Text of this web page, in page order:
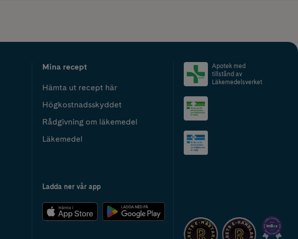
Mina recept
Hämta ut recept här
Högkostnadsskyddet
Rådgivning om läkemedel
Läkemedel
Ladda ner vår app
Apotek med
tillstånd av
Läkemedelsverket